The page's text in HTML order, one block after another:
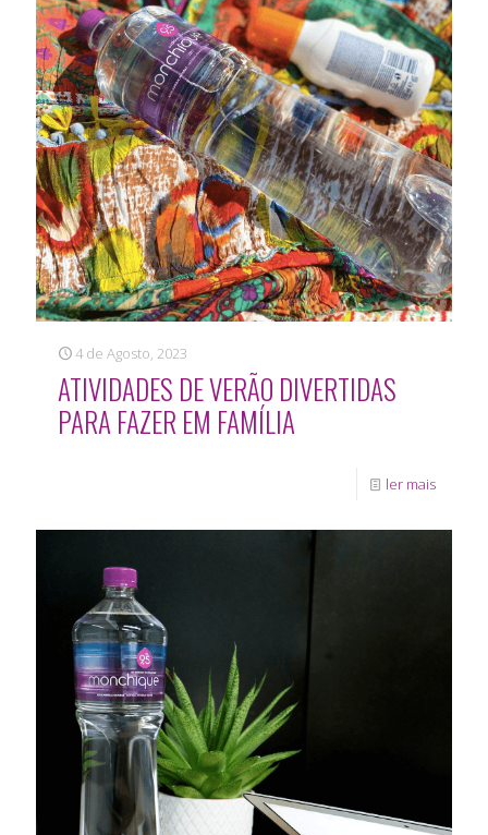
4 de Agosto, 2023
ATIVIDADES DE VERÃO DIVERTIDAS
PARA FAZER EM FAMÍLIA
ler mais